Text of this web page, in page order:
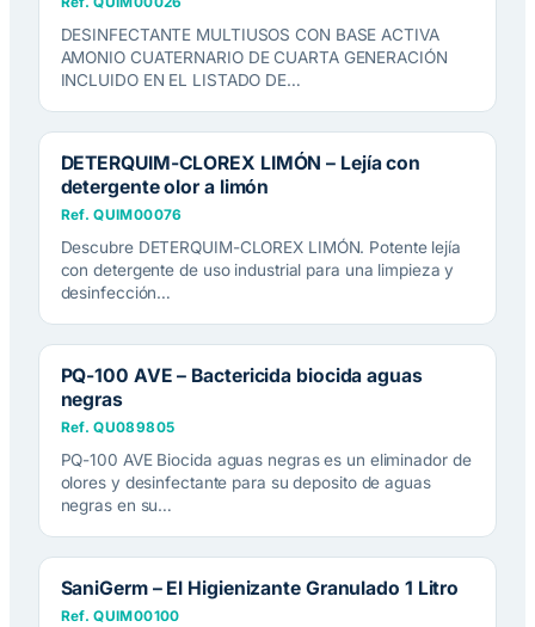
DESINFECTANTE MULTIUSOS CON BASE ACTIVA
AMONIO CUATERNARIO DE CUARTA GENERACIÓN
INCLUIDO EN EL LISTADO DE…
DETERQUIM-CLOREX LIMÓN – Lejía con
detergente olor a limón
Ref. QUIM00076
Descubre DETERQUIM-CLOREX LIMÓN. Potente lejía
con detergente de uso industrial para una limpieza y
desinfección…
PQ-100 AVE – Bactericida biocida aguas
negras
Ref. QU089805
PQ-100 AVE Biocida aguas negras es un eliminador de
olores y desinfectante para su deposito de aguas
negras en su…
SaniGerm – El Higienizante Granulado 1 Litro
Ref. QUIM00100